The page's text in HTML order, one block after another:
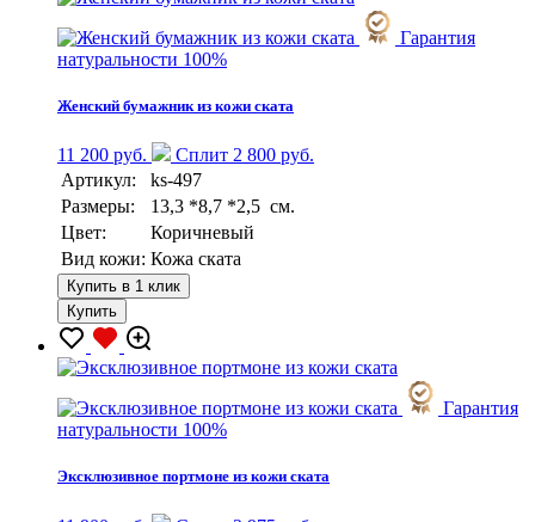
Гарантия
натуральности 100%
Женский бумажник из кожи ската
11 200 руб.
Сплит 2 800 руб.
Артикул:
ks-497
Размеры:
13,3 *8,7 *2,5 см.
Цвет:
Коричневый
Вид кожи: Кожа ската
Купить в 1 клик
Купить
Гарантия
натуральности 100%
Эксклюзивное портмоне из кожи ската